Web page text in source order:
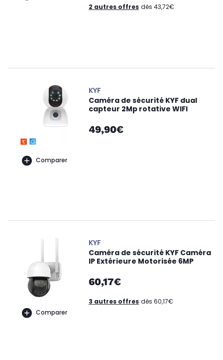
2 autres offres dès 43,72€
Comparer
KYF
Caméra de sécurité KYF dual
capteur 2Mp rotative WIFI
49,90€
Comparer
KYF
Caméra de sécurité KYF Caméra
IP Extérieure Motorisée 6MP
60,17€
3 autres offres dès 60,17€